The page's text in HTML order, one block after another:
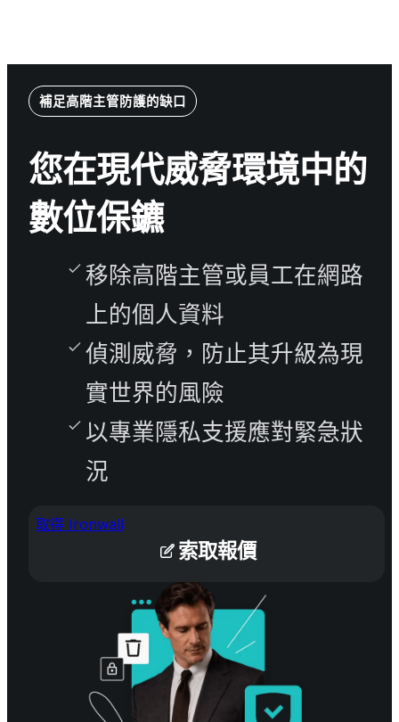
補足高階主管防護的缺口
您在現代威脅環境中的
數位保鑣
移除高階主管或員工在網路
上的個人資料
偵測威脅，防止其升級為現
實世界的風險
以專業隱私支援應對緊急狀
況
取得 Ironwall
索取報價